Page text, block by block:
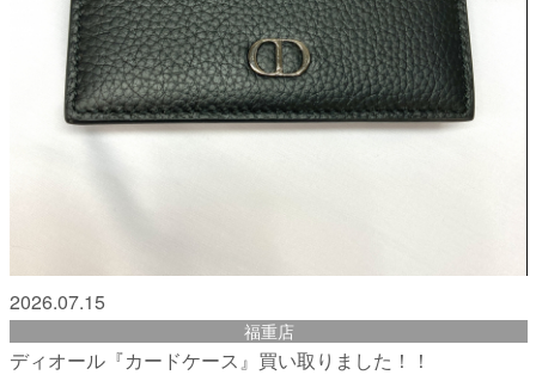
2026.07.15
福重店
ディオール『カードケース』買い取りました！！